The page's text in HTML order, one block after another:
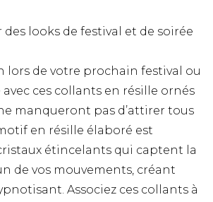
des looks de festival et de soirée
lors de votre prochain festival ou
ces collants en résille ornés
manqueront pas d’attirer tous
en résille élaboré est
étincelants qui captent la
de vos mouvements, créant
Associez ces collants à